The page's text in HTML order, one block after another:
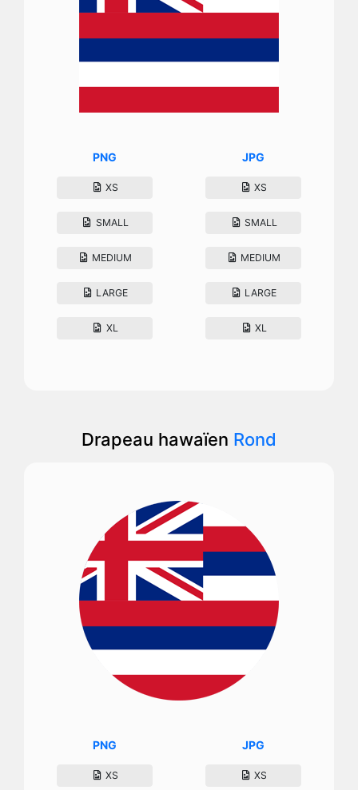
PNG
XS
SMALL
MEDIUM
LARGE
XL
JPG
XS
SMALL
MEDIUM
LARGE
XL
Drapeau hawaïen Rond
PNG
XS
JPG
XS